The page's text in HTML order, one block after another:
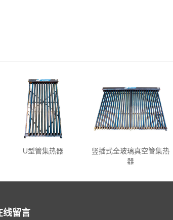
U型管集热器
竖插式全玻璃真空管集热
器
线留言